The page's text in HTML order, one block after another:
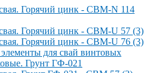
Горячий цинк - СВМ-N 114
Горячий цинк - СВМ-U 57 (3)
Горячий цинк - СВМ-U 76 (3)
для свай винтовых
Грунт ГФ-021